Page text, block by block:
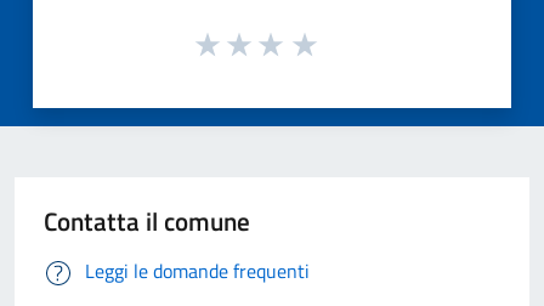
Contatta il comune
Leggi le domande frequenti